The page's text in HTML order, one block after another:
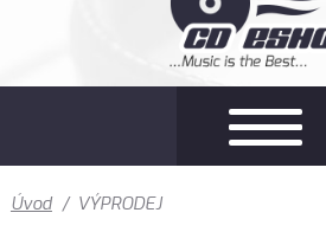
Úvod / VÝPRODEJ